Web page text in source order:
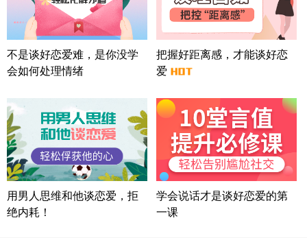
微信用户 Liberty 通过此页面咨询，已获得专属情感
方案
广东-广州 188****5632
12分钟前
微信用户 司马锘 通过此页面咨询，已获得专属情感
方案
湖北-武汉 135****7410
微信用户 困困魚? 通过此页面咨询，已获得专属情感
方案
陕西-西安 139****6283
3分钟前
微信用户 喜欢下雨天^ 通过此页面咨询，已获得专属
情感方案
浙江-宁波 150****8921
28分钟前
微信用户 逆光下的微笑 通过此页面咨询，已获得专
属情感方案
湖南-长沙 187****3359
不是谈好恋爱难，是你没学
会如何处理情绪
把握好距离感，才能谈好恋
爱
用男人思维和他谈恋爱，拒
绝内耗！
学会说话才是谈好恋爱的第
一课